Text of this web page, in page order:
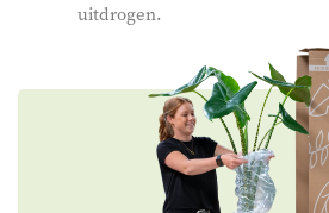
uitdrogen.